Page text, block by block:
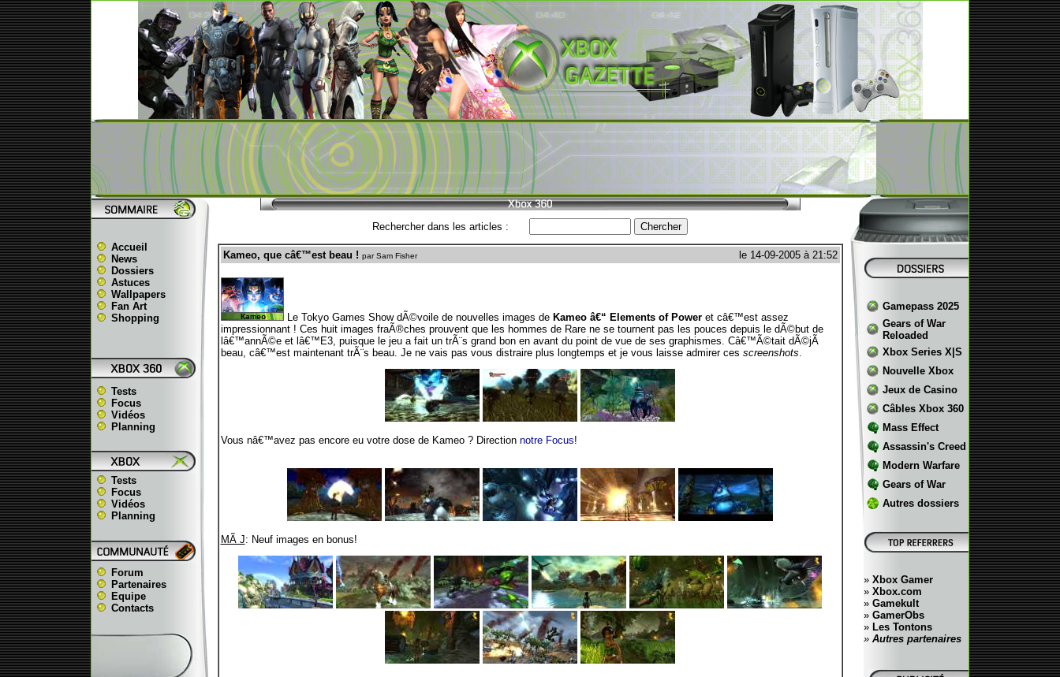
Accueil
News
Dossiers
Astuces
Wallpapers
Fan Art
Shopping
Tests
Focus
Vidéos
Planning
Tests
Focus
Vidéos
Planning
Forum
Partenaires
Equipe
Contacts
Rechercher dans les articles :
Kameo, que câ€™est beau ! par Sam Fisher le 14-09-2005 à 21:52
Le Tokyo Games Show dÃ©voile de nouvelles images de Kameo â€“ Elements of Poweret câ€™est assez
impressionnant ! Ces huit images fraÃ®ches prouvent que les hommes de Rare ne se tournent pas les pouces depuis le dÃ©but de
lâ€™annÃ©e et lâ€™E3, puisque le jeu a fait un trÃ¨s grand bon en avant du point de vue de ses graphismes. Câ€™Ã©tait dÃ©jÃ
beau, câ€™est maintenant trÃ¨s beau. Je ne vais pas vous distraire plus longtemps et je vous laisse admirer ces screenshots.
Vous nâ€™avez pas encore eu votre dose de Kameo ? Direction notre Focus!
MÃ J: Neuf images en bonus!
Gamepass 2025
Gears of War
Reloaded
Xbox Series X|S
Nouvelle Xbox
Jeux de Casino
Câbles Xbox 360
Mass Effect
Assassin's Creed
Modern Warfare
Gears of War
Autres dossiers
» Xbox Gamer
» Xbox.com
» Gamekult
» GamerObs
» Les Tontons
» Autres partenaires